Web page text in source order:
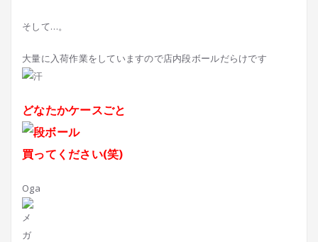
そして…。
大量に入荷作業をしていますので店内段ボールだらけです
どなたかケースごと
買ってください(笑)
Oga